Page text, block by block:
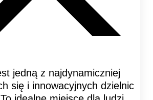
jedną z najdynamiczniej
się i innowacyjnych dzielnic